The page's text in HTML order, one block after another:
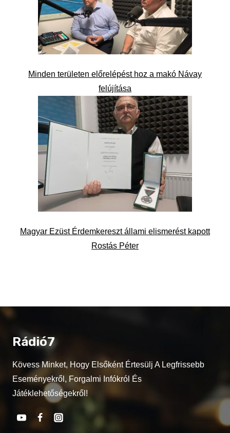
Minden területen előrelépést hoz a makó Návay
felújítása
Magyar Ezüst Érdemkereszt állami elismerést kapott
Rostás Péter
Rádió7
Kövess Minket, Hogy Elsőként Értesülj A Legfrissebb
Eseményekről, Forgalmi Infókról És
Játéklehetőségekről!